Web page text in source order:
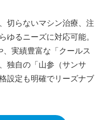
切らないマシン治療、注
ゆるニーズに対応可能。
実績豊富な「クールス
独自の「山参（サンサ
設定も明確でリーズナブ